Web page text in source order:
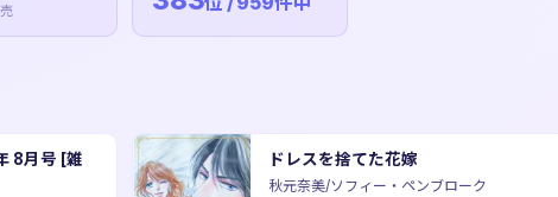
8月号 [雑
ドレスを捨てた花嫁
秋元奈美/ソフィー・ペンブローク